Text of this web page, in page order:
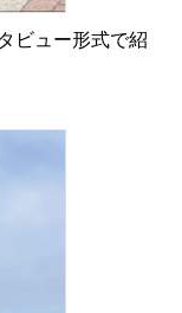
ビュー形式で紹